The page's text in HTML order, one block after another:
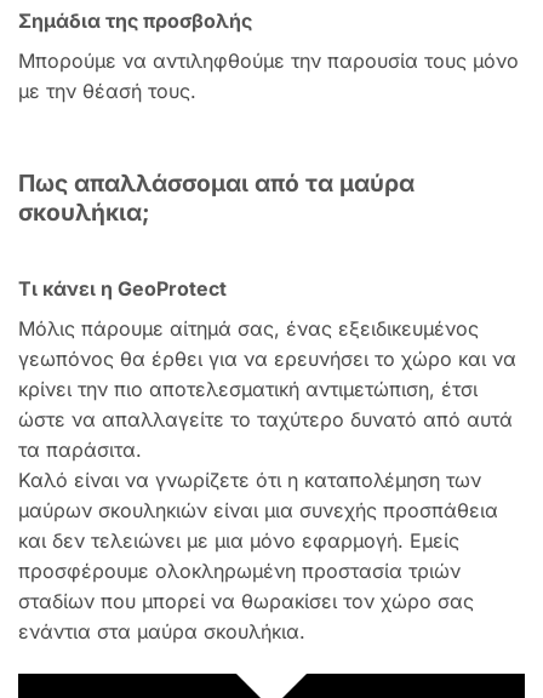
Σημάδια της προσβολής
Μπορούμε να αντιληφθούμε την παρουσία τους μόνο
με την θέασή τους.
Πως απαλλάσσομαι από τα μαύρα
σκουλήκια;
Τι κάνει η GeoProtect
Μόλις πάρουμε αίτημά σας, ένας εξειδικευμένος
γεωπόνος θα έρθει για να ερευνήσει το χώρο και να
κρίνει την πιο αποτελεσματική αντιμετώπιση, έτσι
ώστε να απαλλαγείτε το ταχύτερο δυνατό από αυτά
τα παράσιτα.
Καλό είναι να γνωρίζετε ότι η καταπολέμηση των
μαύρων σκουληκιών είναι μια συνεχής προσπάθεια
και δεν τελειώνει με μια μόνο εφαρμογή. Εμείς
προσφέρουμε ολοκληρωμένη προστασία τριών
σταδίων που μπορεί να θωρακίσει τον χώρο σας
ενάντια στα μαύρα σκουλήκια.